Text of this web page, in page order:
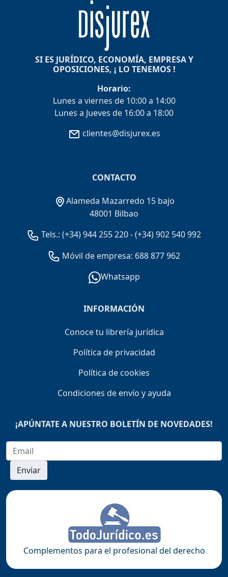
SI ES JURÍDICO, ECONOMÍA, EMPRESA Y
OPOSICIONES, ¡ LO TENEMOS !
Horario:
Lunes a viernes de 10:00 a 14:00
Lunes a Jueves de 16:00 a 18:00
clientes@disjurex.es
CONTACTO
Alameda Mazarredo 15 bajo
48001 Bilbao
Tels.: (+34) 944 255 220-(+34) 902 540 992
Móvil de empresa: 688 877 962
Whatsapp
INFORMACIÓN
Conoce tu librería jurídica
Política de privacidad
Política de cookies
Condiciones de envío y ayuda
¡APÚNTATE A NUESTRO BOLETÍN DE NOVEDADES!
Enviar
Complementos para el profesional del derecho